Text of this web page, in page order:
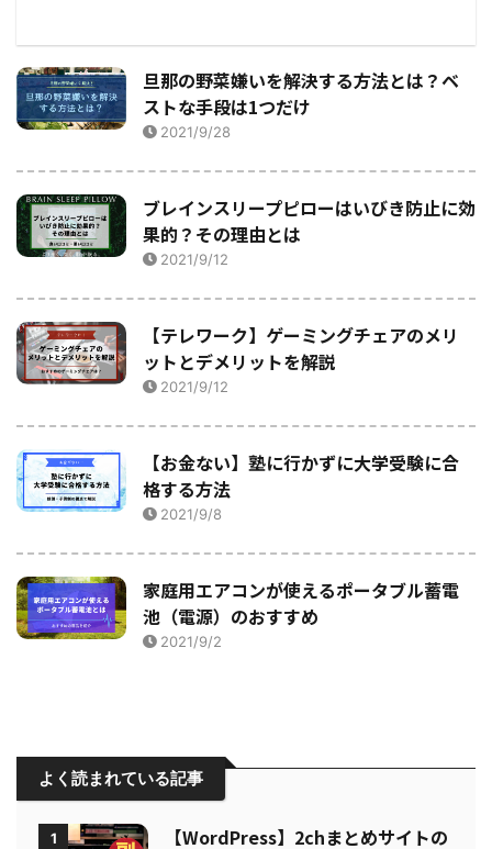
旦那の野菜嫌いを解決する方法とは？ベ
ストな手段は1つだけ
2021/9/28
ブレインスリープピローはいびき防止に効
果的？その理由とは
2021/9/12
【テレワーク】ゲーミングチェアのメリ
ットとデメリットを解説
2021/9/12
【お金ない】塾に行かずに大学受験に合
格する方法
2021/9/8
家庭用エアコンが使えるポータブル蓄電
池（電源）のおすすめ
2021/9/2
よく読まれている記事
1
【WordPress】2chまとめサイトの